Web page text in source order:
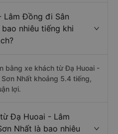
Lâm Đồng đi Sân
nhiêu tiếng khi
bằng xe khách từ Đạ Huoai -
Nhất khoảng 5.4 tiếng,
lợi.
Đạ Huoai - Lâm
Nhất là bao nhiêu